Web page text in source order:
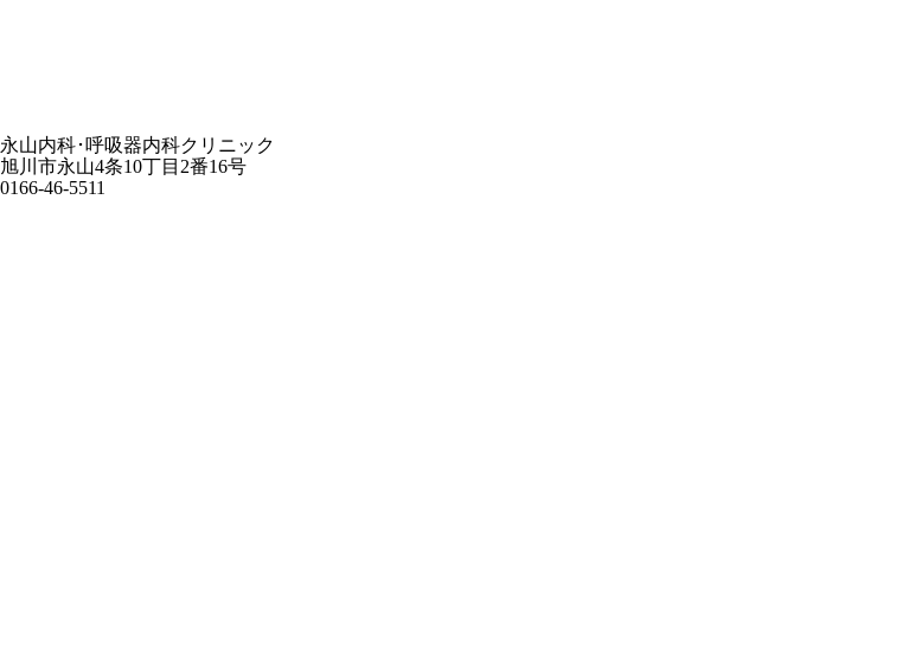
永山内科･呼吸器内科クリニック
旭川市永山4条10丁目2番16号
0166-46-5511